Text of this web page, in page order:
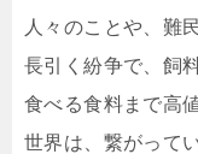
人々のことや、難
長引く紛争で、飼
食べる食料まで高
世界は、繋がって